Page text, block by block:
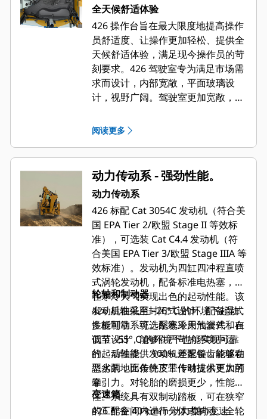
全天候舒适体验
426 操作台旨在最大限度地提高操作
员舒适度、让操作更加轻松、提供全
天候舒适体验，满足现今操作员的苛
刻要求。426 驾驶室专为满足市场需
求而设计，内部宽敞，平面玻璃设
计，视野广阔。驾驶室更加宽敞，操
动。出色的人机工程学设计确保操作
装升级可倾斜转向柱和座椅扶手。其
他特性包括额外的储物空间、遍布驾
驶室的大通风口以及用于向操作员提
供信息以帮助发挥最佳机器性能的清
晰仪表。标配有色玻璃，让操作员在
任何环境中都可以获得舒适体验。
阅读更多
动力传动系 - 强劲性能。
动力传动系
426 标配 Cat 3054C 发动机（符合美
国 EPA Tier 2/欧盟 Stage II 等效标
准），可选装 Cat C4.4 发动机（符
合美国 EPA Tier 3/欧盟 Stage IIIA 等
效标准）。发动机为四缸四冲程直喷
式涡轮发动机，配备标准电热塞，可
在寒冷天气实现出色的起动性能。该
发动机在低至 –26° C 的环境下起动
性能可靠，可选配寒冷天气套件，在
低至 –55° C 的环境下也能实现可靠
的起动性能。发动机还配备齿轮驱动
型水泵，比传统皮带传动技术更加可
靠。
轮轴和制动器
426 后轴采用封闭式设计，配备湿式
多板制动系统。系统采用油浸式和自
调节设计，能够在严苛的环境中运
行。后轴提供 100% 差速锁，能够在
恶劣的地面条件下工作时提供更大的
牵引力。对轮胎的磨损更少，性能更
佳。系统具有双制动踏板，可在狭窄
的工作空间内进行分体式制动。全轮
变速箱
426 配备 40 km/h 动力换向变速